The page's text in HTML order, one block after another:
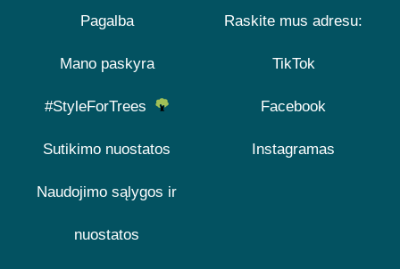
Pagalba
Mano paskyra
#StyleForTrees
Sutikimo nuostatos
Naudojimo sąlygos ir
nuostatos
Raskite mus adresu:
TikTok
Facebook
Instagramas